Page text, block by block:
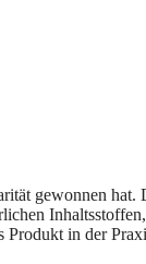
gewonnen
in der